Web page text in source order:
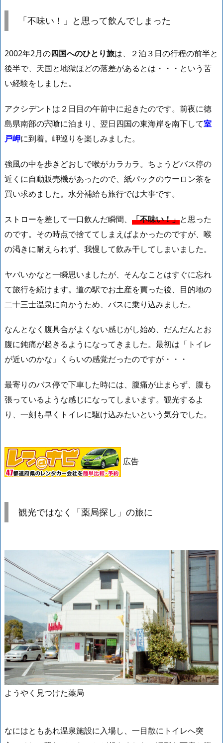
「不味い！」と思って飲んでしまった
2002年2月の四国へのひとり旅は、２泊３日の行程の前半と
後半で、天国と地獄ほどの落差があるとは・・・という苦
い経験をしました。
アクシデントは２日目の午前中に起きたのです。前夜に徳
島県南部の宍喰に泊まり、翌日四国の東海岸を南下して室
戸岬に到着。岬巡りを楽しみました。
強風の中を歩きどおしで喉がカラカラ。ちょうどバス停の
近くに自動販売機があったので、紙パックのウーロン茶を
買い求めました。水分補給も旅行では大事です。
ストローを差して一口飲んだ瞬間、 「不味い！」と思った
のです。その時点で捨ててしまえばよかったのですが、喉
の渇きに耐えられず、我慢して飲み干してしまいました。
ヤバいかなと一瞬思いましたが、そんなことはすぐに忘れ
て旅行を続けます。道の駅でお土産を買った後、目的地の
二十三士温泉に向かうため、バスに乗り込みました。
なんとなく腹具合がよくない感じがし始め、だんだんとお
腹に鈍痛が起きるようになってきました。最初は「トイレ
が近いのかな」くらいの感覚だったのですが・・・
最寄りのバス停で下車した時には、腹痛が止まらず、腹も
張っているような感じになってしまいます。観光するよ
り、一刻も早くトイレに駆け込みたいという気分でした。
広告
観光ではなく「薬局探し」の旅に
ようやく見つけた薬局
なにはともあれ温泉施設に入場し、一目散にトイレへ突